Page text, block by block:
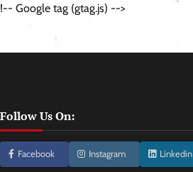
!-- Google tag (gtag.js) -->
Follow Us On:
Facebook Instagram Linkedin